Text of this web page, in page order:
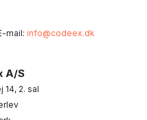
mail: info@codeex.dk
A/S
14, 2. sal